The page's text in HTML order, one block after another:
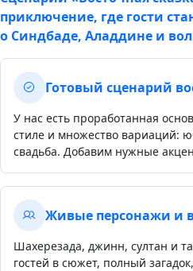
приключение, где гости
о Синдбаде, Аладдине и
Готовый сценарий
У нас есть проработанная
стиле и множество вариаций:
свадьба. Добавим нужные
Живые персонажи и
Шахерезада, джинн, султан и
гостей в сюжет, полный